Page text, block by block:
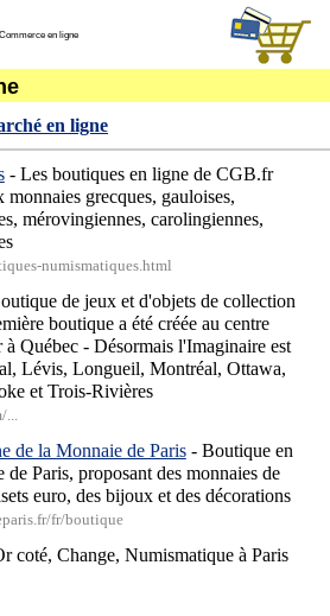
en ligne
en ligne
- Les boutiques en ligne de CGB.fr
monnaies grecques, gauloises,
mérovingiennes, carolingiennes,
numismatiques.html
de jeux et d'objets de collection
boutique a été créée au centre
Québec - Désormais l'Imaginaire est
Lévis, Longueil, Montréal, Ottawa,
et Trois-Rivières
...
de la Monnaie de Paris- Boutique en
Paris, proposant des monnaies de
euro, des bijoux et des décorations
fr/boutique
coté, Change, Numismatique à Paris